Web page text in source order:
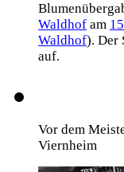
Waldhof am
Waldhof). Der
auf.
Vor dem
Viernheim